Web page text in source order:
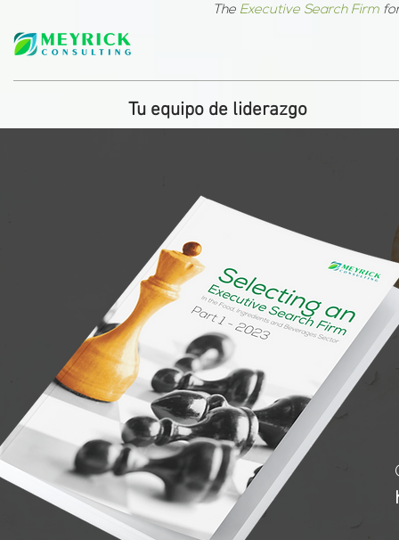
The Executive Search Firm
Tu equipo de liderazgo